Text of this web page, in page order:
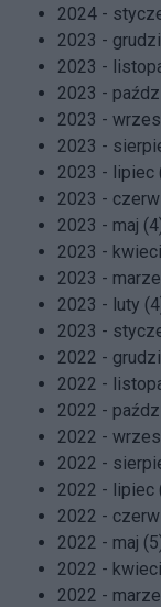
2024 -
2023 -
2023 -
2023 -
2023 -
2023 -
2023 - lipiec
2023 -
2023 - maj
2023 -
2023 -
2023 - luty
2023 -
2022 -
2022 -
2022 -
2022 -
2022 -
2022 - lipiec
2022 -
2022 - maj
2022 -
2022 -